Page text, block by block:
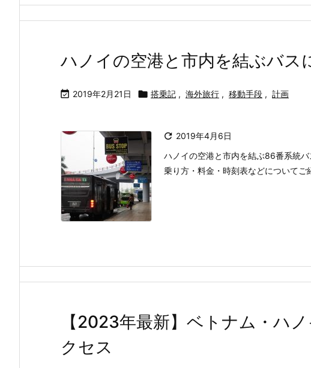
ハノイの空港と市内を結ぶバス
 2019年2月21日  搭乗記 , 海外旅行 , 移動手段 , 計画
 2019年4月6日
ハノイの空港と市内を結ぶ86番系統バ
乗り方・料金・時刻表などについてご
【2023年最新】ベトナム・ハ
クセス